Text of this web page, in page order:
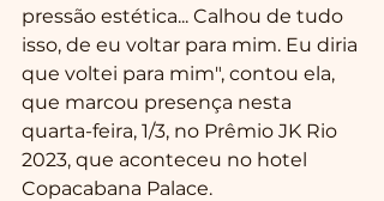
pressão estética... Calhou de tudo
isso, de eu voltar para mim. Eu diria
que voltei para mim", contou ela,
que marcou presença nesta
quarta-feira, 1/3, no Prêmio JK Rio
2023, que aconteceu no hotel
Copacabana Palace.